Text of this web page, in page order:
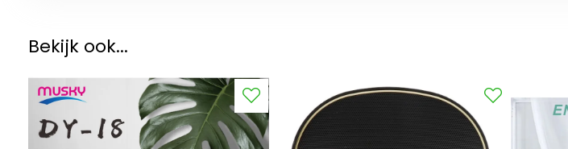
Bekijk ook...